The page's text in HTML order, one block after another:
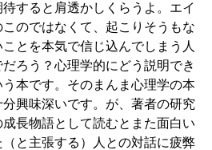
すると肩透かしくらうよ。エイ
このではなくて、起こりそうもな
とを本気で信じ込んでしまう人
ろう？心理学的にどう説明でき
う本です。そのまんま心理学の本
興味深いです。が、著者の研究
長物語として読むとまた面白い
（と主張する）人との対話に疲弊